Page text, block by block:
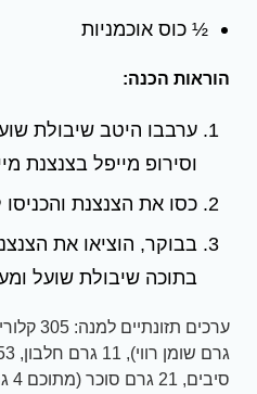
½ כוס אוכמניות
הוראות הכנה:
ערבבו היטב שיבולת
וסירופ מייפל בצנצנת
כסו את הצנצנת
בבוקר, הוציאו את
בתוכה שיבולת שועל